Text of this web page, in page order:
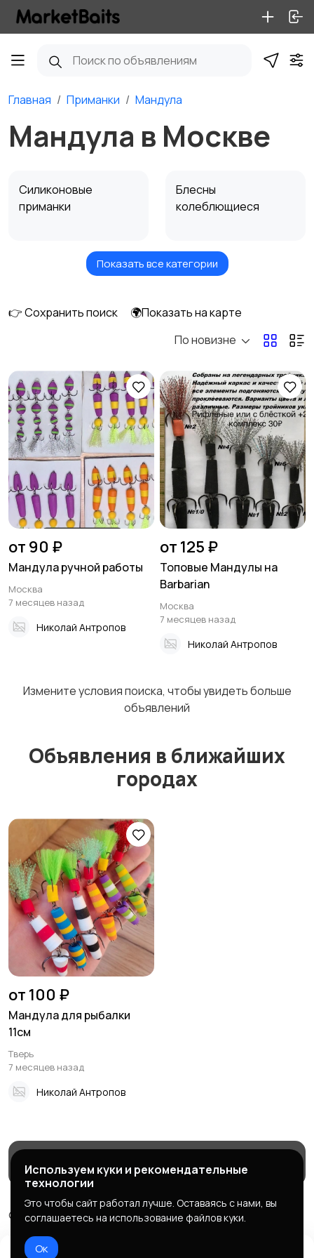
Главная Приманки Мандула
Мандула в Москве
Силиконовые
приманки
Блесны
колеблющиеся
Блесны
Поролон Пилькеры
Вертикальные
блесны
Стики
Спиннербейты Балансиры
Аксессуары для
Аттрактанты
Мормышки
Показать все категории
👉 Сохранить поиск
🌍Показать на карте
По новизне
от 90 ₽
Мандула ручной работы
Москва
7 месяцев назад
Николай Антропов
от 125 ₽
Топовые Мандулы на
Barbarian
Москва
7 месяцев назад
Николай Антропов
Измените условия поиска, чтобы увидеть больше
объявлений
Объявления в ближайших
городах
от 100 ₽
Мандула для рыбалки
11см
Тверь
7 месяцев назад
Николай Антропов
Магазины
© 2026 МаркетБейтс - рыболовный маркетплейс
Правила сервиса
Используем куки и рекомендательные
технологии
Это чтобы сайт работал лучше. Оставаясь с нами, вы
соглашаетесь на использование файлов куки.
Ок